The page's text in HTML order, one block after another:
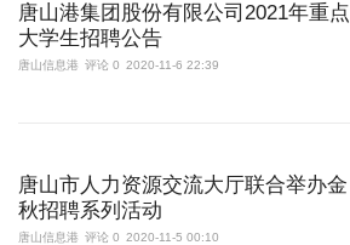
唐山港集团股份有限公司2021年重点
大学生招聘公告
唐山信息港 评论 0 2020-11-6 22:39
唐山市人力资源交流大厅联合举办金
秋招聘系列活动
唐山信息港 评论 0 2020-11-5 00:10